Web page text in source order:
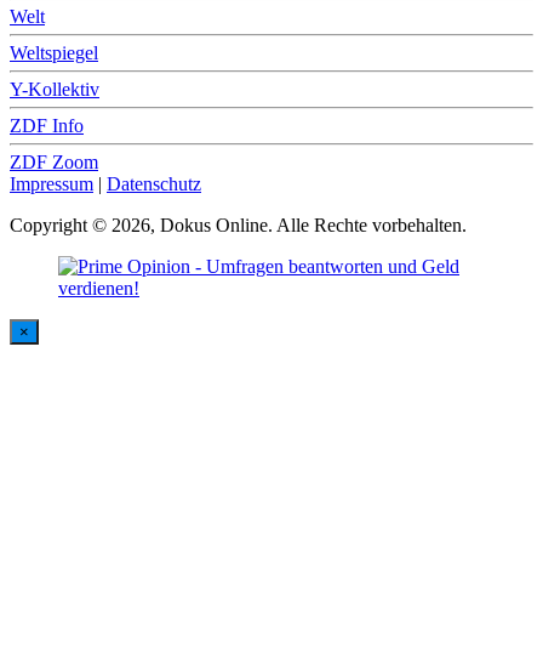
Welt
Weltspiegel
Y-Kollektiv
ZDF Info
ZDF Zoom
Impressum | Datenschutz
Copyright © 2026, Dokus Online. Alle Rechte vorbehalten.
×